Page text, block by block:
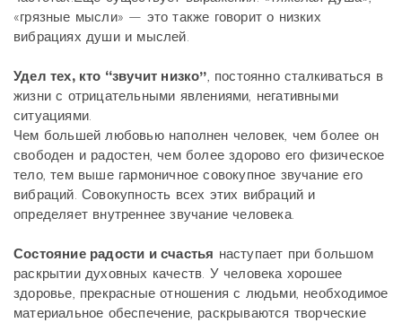
«грязные мысли» — это также говорит о низких
вибрациях души и мыслей.
Удел тех, кто “звучит низко”, постоянно сталкиваться в
жизни с отрицательными явлениями, негативными
ситуациями.
Чем большей любовью наполнен человек, чем более он
свободен и радостен, чем более здорово его физическое
тело, тем выше гармоничное совокупное звучание его
вибраций. Совокупность всех этих вибраций и
определяет внутреннее звучание человека.
Состояние радости и счастья наступает при большом
раскрытии духовных качеств. У человека хорошее
здоровье, прекрасные отношения с людьми, необходимое
материальное обеспечение, раскрываются творческие